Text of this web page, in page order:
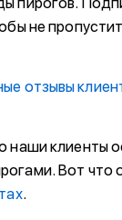
не
отзывы
наши клиенты
Вот что
.